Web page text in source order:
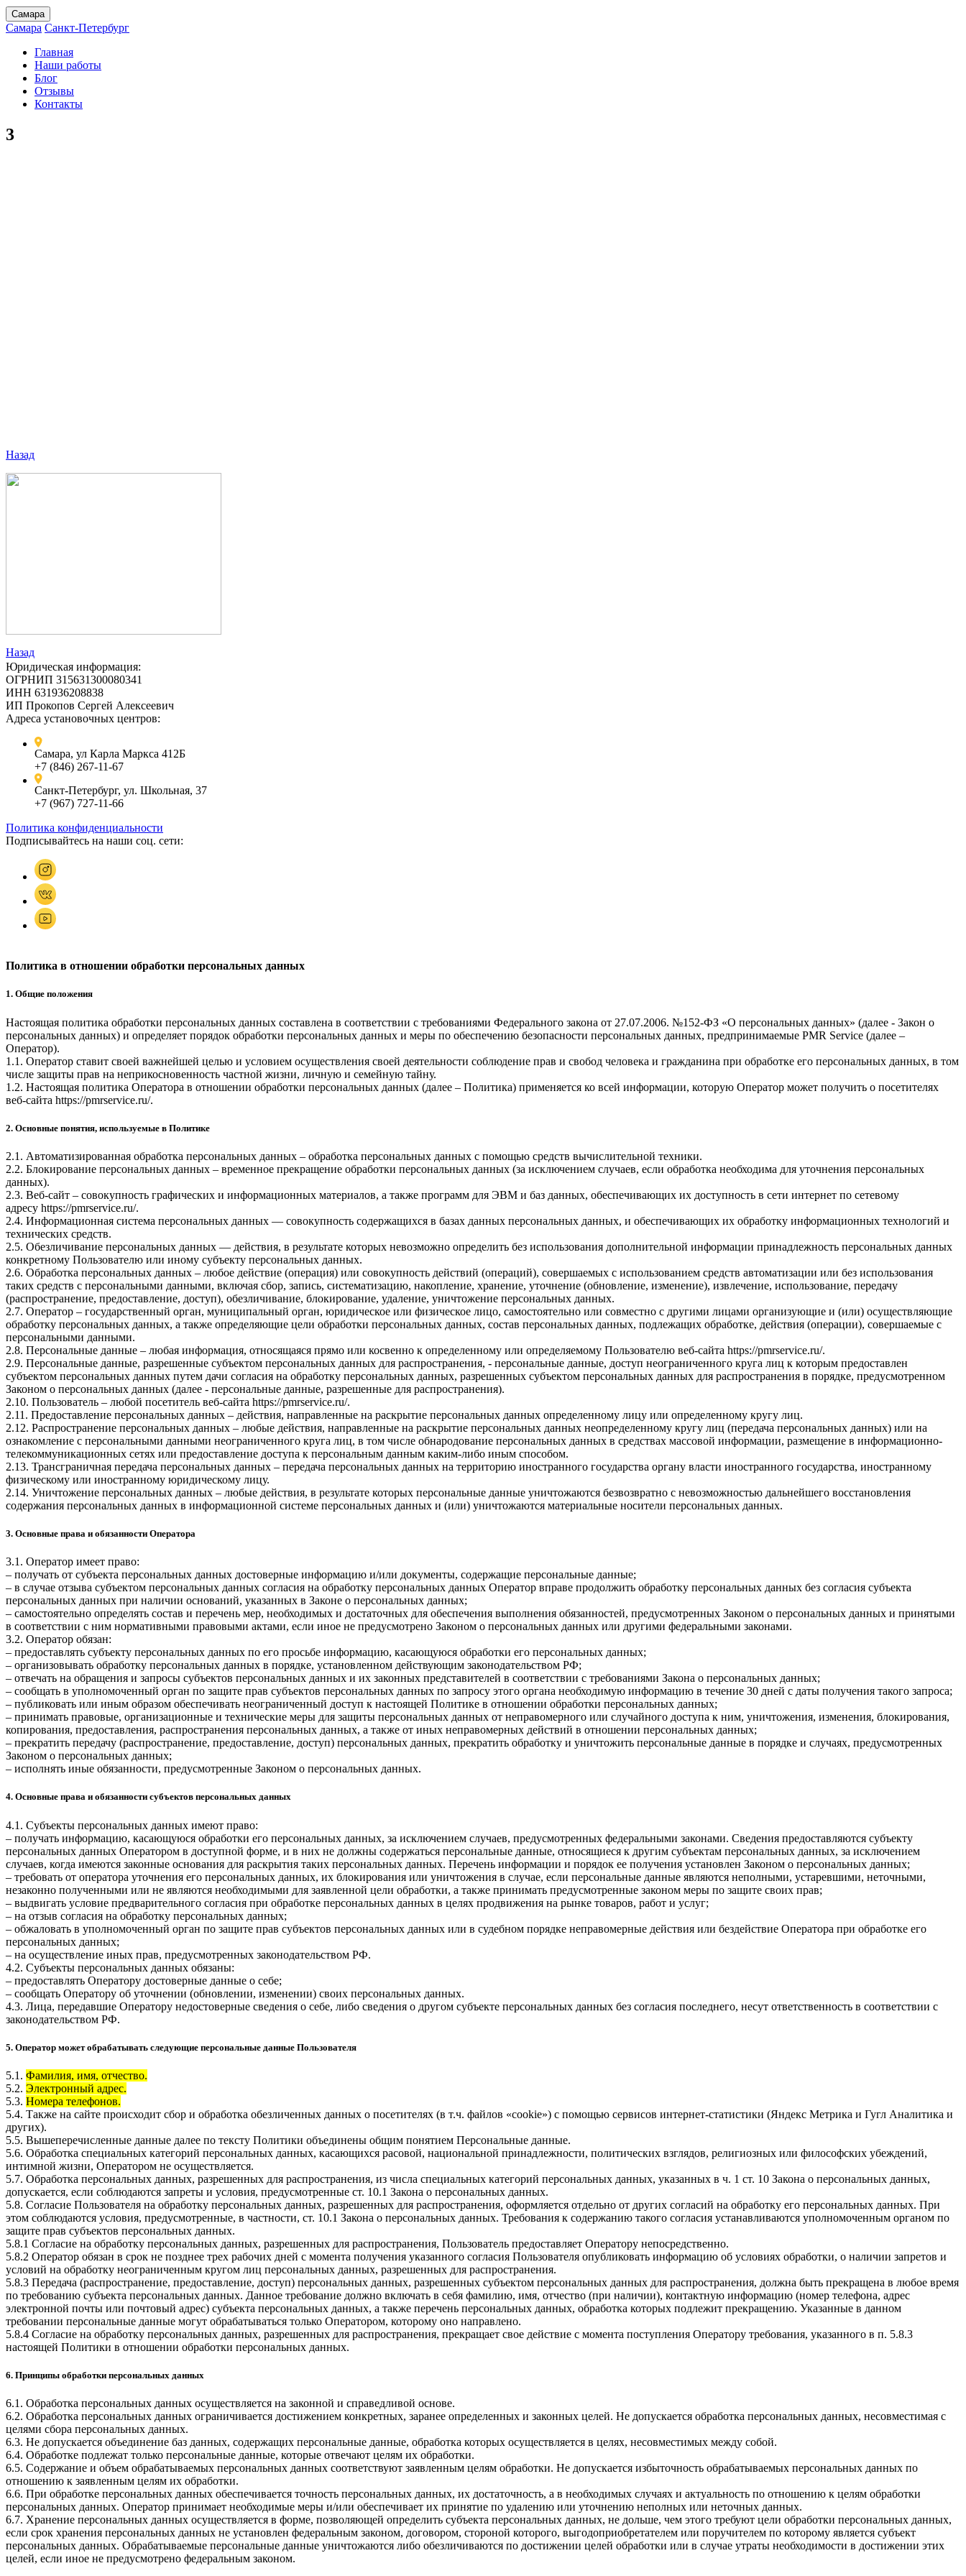
Самара
Самара Санкт-Петербург
Главная
Наши работы
Блог
Отзывы
Контакты
3
Назад
Назад
Юридическая информация:
ОГРНИП 315631300080341
ИНН 631936208838
ИП Прокопов Сергей Алексеевич
Адреса установочных центров:
Самара, ул Карла Маркса 412Б
+7 (846) 267-11-67
Санкт-Петербург, ул. Школьная, 37
+7 (967) 727-11-66
Политика конфиденциальности
Подписывайтесь на наши соц. сети:
Политика в отношении обработки персональных данных
1. Общие положения
Настоящая политика обработки персональных данных составлена в соответствии с требованиями Федерального закона от 27.07.2006. №152-ФЗ «О персональных данных» (далее - Закон о
персональных данных) и определяет порядок обработки персональных данных и меры по обеспечению безопасности персональных данных, предпринимаемые PMR Service (далее –
Оператор).
1.1. Оператор ставит своей важнейшей целью и условием осуществления своей деятельности соблюдение прав и свобод человека и гражданина при обработке его персональных данных, в том
числе защиты прав на неприкосновенность частной жизни, личную и семейную тайну.
1.2. Настоящая политика Оператора в отношении обработки персональных данных (далее – Политика) применяется ко всей информации, которую Оператор может получить о посетителях
веб-сайта https://pmrservice.ru/.
2. Основные понятия, используемые в Политике
2.1. Автоматизированная обработка персональных данных – обработка персональных данных с помощью средств вычислительной техники.
2.2. Блокирование персональных данных – временное прекращение обработки персональных данных (за исключением случаев, если обработка необходима для уточнения персональных
данных).
2.3. Веб-сайт – совокупность графических и информационных материалов, а также программ для ЭВМ и баз данных, обеспечивающих их доступность в сети интернет по сетевому
адресу https://pmrservice.ru/.
2.4. Информационная система персональных данных — совокупность содержащихся в базах данных персональных данных, и обеспечивающих их обработку информационных технологий и
технических средств.
2.5. Обезличивание персональных данных — действия, в результате которых невозможно определить без использования дополнительной информации принадлежность персональных данных
конкретному Пользователю или иному субъекту персональных данных.
2.6. Обработка персональных данных – любое действие (операция) или совокупность действий (операций), совершаемых с использованием средств автоматизации или без использования
таких средств с персональными данными, включая сбор, запись, систематизацию, накопление, хранение, уточнение (обновление, изменение), извлечение, использование, передачу
(распространение, предоставление, доступ), обезличивание, блокирование, удаление, уничтожение персональных данных.
2.7. Оператор – государственный орган, муниципальный орган, юридическое или физическое лицо, самостоятельно или совместно с другими лицами организующие и (или) осуществляющие
обработку персональных данных, а также определяющие цели обработки персональных данных, состав персональных данных, подлежащих обработке, действия (операции), совершаемые с
персональными данными.
2.8. Персональные данные – любая информация, относящаяся прямо или косвенно к определенному или определяемому Пользователю веб-сайта https://pmrservice.ru/.
2.9. Персональные данные, разрешенные субъектом персональных данных для распространения, - персональные данные, доступ неограниченного круга лиц к которым предоставлен
субъектом персональных данных путем дачи согласия на обработку персональных данных, разрешенных субъектом персональных данных для распространения в порядке, предусмотренном
Законом о персональных данных (далее - персональные данные, разрешенные для распространения).
2.10. Пользователь – любой посетитель веб-сайта https://pmrservice.ru/.
2.11. Предоставление персональных данных – действия, направленные на раскрытие персональных данных определенному лицу или определенному кругу лиц.
2.12. Распространение персональных данных – любые действия, направленные на раскрытие персональных данных неопределенному кругу лиц (передача персональных данных) или на
ознакомление с персональными данными неограниченного круга лиц, в том числе обнародование персональных данных в средствах массовой информации, размещение в информационно-
телекоммуникационных сетях или предоставление доступа к персональным данным каким-либо иным способом.
2.13. Трансграничная передача персональных данных – передача персональных данных на территорию иностранного государства органу власти иностранного государства, иностранному
физическому или иностранному юридическому лицу.
2.14. Уничтожение персональных данных – любые действия, в результате которых персональные данные уничтожаются безвозвратно с невозможностью дальнейшего восстановления
содержания персональных данных в информационной системе персональных данных и (или) уничтожаются материальные носители персональных данных.
3. Основные права и обязанности Оператора
3.1. Оператор имеет право:
– получать от субъекта персональных данных достоверные информацию и/или документы, содержащие персональные данные;
– в случае отзыва субъектом персональных данных согласия на обработку персональных данных Оператор вправе продолжить обработку персональных данных без согласия субъекта
персональных данных при наличии оснований, указанных в Законе о персональных данных;
– самостоятельно определять состав и перечень мер, необходимых и достаточных для обеспечения выполнения обязанностей, предусмотренных Законом о персональных данных и принятыми
в соответствии с ним нормативными правовыми актами, если иное не предусмотрено Законом о персональных данных или другими федеральными законами.
3.2. Оператор обязан:
– предоставлять субъекту персональных данных по его просьбе информацию, касающуюся обработки его персональных данных;
– организовывать обработку персональных данных в порядке, установленном действующим законодательством РФ;
– отвечать на обращения и запросы субъектов персональных данных и их законных представителей в соответствии с требованиями Закона о персональных данных;
– сообщать в уполномоченный орган по защите прав субъектов персональных данных по запросу этого органа необходимую информацию в течение 30 дней с даты получения такого запроса;
– публиковать или иным образом обеспечивать неограниченный доступ к настоящей Политике в отношении обработки персональных данных;
– принимать правовые, организационные и технические меры для защиты персональных данных от неправомерного или случайного доступа к ним, уничтожения, изменения, блокирования,
копирования, предоставления, распространения персональных данных, а также от иных неправомерных действий в отношении персональных данных;
– прекратить передачу (распространение, предоставление, доступ) персональных данных, прекратить обработку и уничтожить персональные данные в порядке и случаях, предусмотренных
Законом о персональных данных;
– исполнять иные обязанности, предусмотренные Законом о персональных данных.
4. Основные права и обязанности субъектов персональных данных
4.1. Субъекты персональных данных имеют право:
– получать информацию, касающуюся обработки его персональных данных, за исключением случаев, предусмотренных федеральными законами. Сведения предоставляются субъекту
персональных данных Оператором в доступной форме, и в них не должны содержаться персональные данные, относящиеся к другим субъектам персональных данных, за исключением
случаев, когда имеются законные основания для раскрытия таких персональных данных. Перечень информации и порядок ее получения установлен Законом о персональных данных;
– требовать от оператора уточнения его персональных данных, их блокирования или уничтожения в случае, если персональные данные являются неполными, устаревшими, неточными,
незаконно полученными или не являются необходимыми для заявленной цели обработки, а также принимать предусмотренные законом меры по защите своих прав;
– выдвигать условие предварительного согласия при обработке персональных данных в целях продвижения на рынке товаров, работ и услуг;
– на отзыв согласия на обработку персональных данных;
– обжаловать в уполномоченный орган по защите прав субъектов персональных данных или в судебном порядке неправомерные действия или бездействие Оператора при обработке его
персональных данных;
– на осуществление иных прав, предусмотренных законодательством РФ.
4.2. Субъекты персональных данных обязаны:
– предоставлять Оператору достоверные данные о себе;
– сообщать Оператору об уточнении (обновлении, изменении) своих персональных данных.
4.3. Лица, передавшие Оператору недостоверные сведения о себе, либо сведения о другом субъекте персональных данных без согласия последнего, несут ответственность в соответствии с
законодательством РФ.
5. Оператор может обрабатывать следующие персональные данные Пользователя
5.1. Фамилия, имя, отчество.
5.2. Электронный адрес.
5.3. Номера телефонов.
5.4. Также на сайте происходит сбор и обработка обезличенных данных о посетителях (в т.ч. файлов «cookie») с помощью сервисов интернет-статистики (Яндекс Метрика и Гугл Аналитика и
других).
5.5. Вышеперечисленные данные далее по тексту Политики объединены общим понятием Персональные данные.
5.6. Обработка специальных категорий персональных данных, касающихся расовой, национальной принадлежности, политических взглядов, религиозных или философских убеждений,
интимной жизни, Оператором не осуществляется.
5.7. Обработка персональных данных, разрешенных для распространения, из числа специальных категорий персональных данных, указанных в ч. 1 ст. 10 Закона о персональных данных,
допускается, если соблюдаются запреты и условия, предусмотренные ст. 10.1 Закона о персональных данных.
5.8. Согласие Пользователя на обработку персональных данных, разрешенных для распространения, оформляется отдельно от других согласий на обработку его персональных данных. При
этом соблюдаются условия, предусмотренные, в частности, ст. 10.1 Закона о персональных данных. Требования к содержанию такого согласия устанавливаются уполномоченным органом по
защите прав субъектов персональных данных.
5.8.1 Согласие на обработку персональных данных, разрешенных для распространения, Пользователь предоставляет Оператору непосредственно.
5.8.2 Оператор обязан в срок не позднее трех рабочих дней с момента получения указанного согласия Пользователя опубликовать информацию об условиях обработки, о наличии запретов и
условий на обработку неограниченным кругом лиц персональных данных, разрешенных для распространения.
5.8.3 Передача (распространение, предоставление, доступ) персональных данных, разрешенных субъектом персональных данных для распространения, должна быть прекращена в любое время
по требованию субъекта персональных данных. Данное требование должно включать в себя фамилию, имя, отчество (при наличии), контактную информацию (номер телефона, адрес
электронной почты или почтовый адрес) субъекта персональных данных, а также перечень персональных данных, обработка которых подлежит прекращению. Указанные в данном
требовании персональные данные могут обрабатываться только Оператором, которому оно направлено.
5.8.4 Согласие на обработку персональных данных, разрешенных для распространения, прекращает свое действие с момента поступления Оператору требования, указанного в п. 5.8.3
настоящей Политики в отношении обработки персональных данных.
6. Принципы обработки персональных данных
6.1. Обработка персональных данных осуществляется на законной и справедливой основе.
6.2. Обработка персональных данных ограничивается достижением конкретных, заранее определенных и законных целей. Не допускается обработка персональных данных, несовместимая с
целями сбора персональных данных.
6.3. Не допускается объединение баз данных, содержащих персональные данные, обработка которых осуществляется в целях, несовместимых между собой.
6.4. Обработке подлежат только персональные данные, которые отвечают целям их обработки.
6.5. Содержание и объем обрабатываемых персональных данных соответствуют заявленным целям обработки. Не допускается избыточность обрабатываемых персональных данных по
отношению к заявленным целям их обработки.
6.6. При обработке персональных данных обеспечивается точность персональных данных, их достаточность, а в необходимых случаях и актуальность по отношению к целям обработки
персональных данных. Оператор принимает необходимые меры и/или обеспечивает их принятие по удалению или уточнению неполных или неточных данных.
6.7. Хранение персональных данных осуществляется в форме, позволяющей определить субъекта персональных данных, не дольше, чем этого требуют цели обработки персональных данных,
если срок хранения персональных данных не установлен федеральным законом, договором, стороной которого, выгодоприобретателем или поручителем по которому является субъект
персональных данных. Обрабатываемые персональные данные уничтожаются либо обезличиваются по достижении целей обработки или в случае утраты необходимости в достижении этих
целей, если иное не предусмотрено федеральным законом.